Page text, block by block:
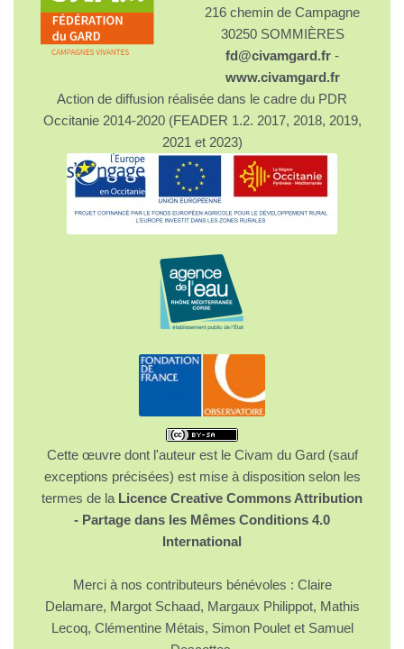
216 chemin de Campagne
30250 SOMMIÈRES
fd@civamgard.fr -
www.civamgard.fr
Action de diffusion réalisée dans le cadre du PDR
Occitanie 2014-2020 (FEADER 1.2. 2017, 2018, 2019,
2021 et 2023)
Cette œuvre dont l'auteur est le Civam du Gard (sauf
exceptions précisées) est mise à disposition selon les
termes de la Licence Creative Commons Attribution
- Partage dans les Mêmes Conditions 4.0
International
Merci à nos contributeurs bénévoles : Claire
Delamare, Margot Schaad, Margaux Philippot, Mathis
Lecoq, Clémentine Métais, Simon Poulet et Samuel